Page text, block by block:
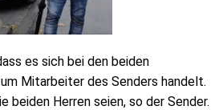
es sich bei den beiden
Mitarbeiter des Senders handelt.
beiden Herren seien, so der Sender.